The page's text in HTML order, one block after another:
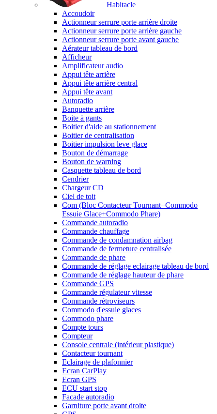
Habitacle
Accoudoir
Actionneur serrure porte arrière droite
Actionneur serrure porte arrière gauche
Actionneur serrure porte avant gauche
Aérateur tableau de bord
Afficheur
Amplificateur audio
Appui tête arrière
Appui tête arrière central
Appui tête avant
Autoradio
Banquette arrière
Boite à gants
Boitier d'aide au stationnement
Boitier de centralisation
Boitier impulsion leve glace
Bouton de démarrage
Bouton de warning
Casquette tableau de bord
Cendrier
Chargeur CD
Ciel de toit
Com (Bloc Contacteur Tournant+Commodo
Essuie Glace+Commodo Phare)
Commande autoradio
Commande chauffage
Commande de condamnation airbag
Commande de fermeture centralisée
Commande de phare
Commande de réglage eclairage tableau de bord
Commande de réglage hauteur de phare
Commande GPS
Commande régulateur vitesse
Commande rétroviseurs
Commodo d'essuie glaces
Commodo phare
Compte tours
Compteur
Console centrale (intérieur plastique)
Contacteur tournant
Eclairage de plafonnier
Ecran CarPlay
Ecran GPS
ECU start stop
Facade autoradio
Garniture porte avant droite